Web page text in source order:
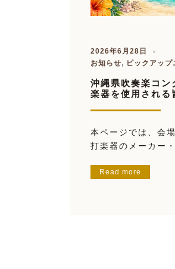
2026年6月28日
お知らせ, ピックアップ
沖縄県吹奏楽コン
楽器を使用される
本ページでは、会
打楽器のメーカー
Read more